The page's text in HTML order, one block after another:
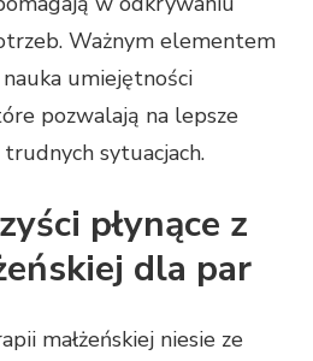
Ważnym elementem
umiejętności
pozwalają na lepsze
sytuacjach.
płynące z
dla par
małżeńskiej niesie ze